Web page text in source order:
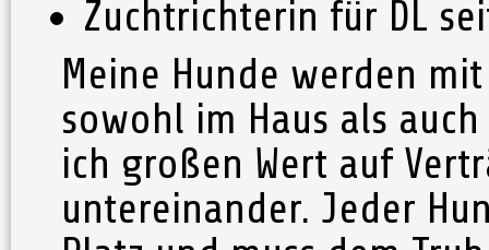
Zuchtrichterin für DL
Meine Hunde werden
sowohl im Haus als
ich großen Wert auf
untereinander. Jeder